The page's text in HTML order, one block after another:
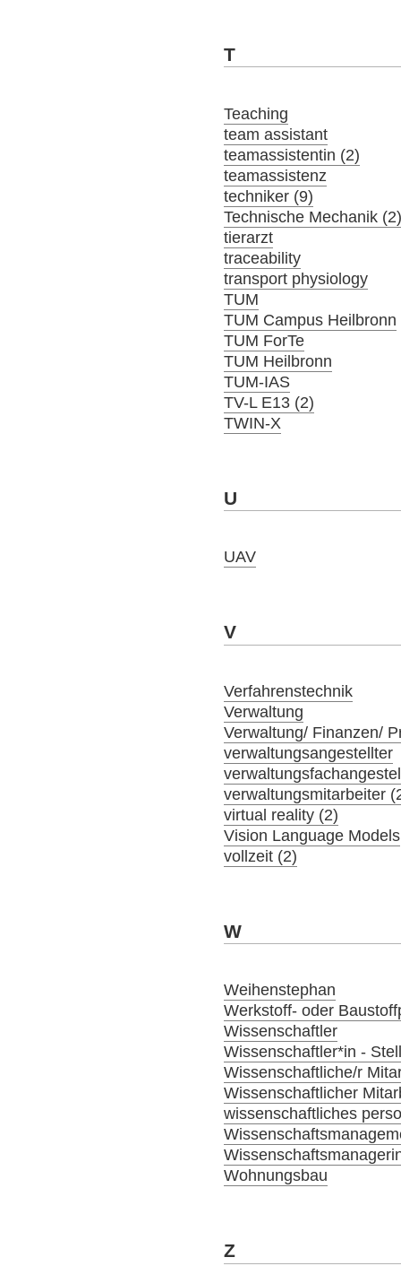
T
Teaching
team assistant
teamassistentin (2)
teamassistenz
techniker (9)
Technische Mechanik
tierarzt
traceability
transport physiology
TUM
TUM Campus Heilbronn
TUM ForTe
TUM Heilbronn
TUM-IAS
TV-L E13 (2)
TWIN-X
U
UAV
V
Verfahrenstechnik
Verwaltung
Verwaltung/ Finanzen/
verwaltungsangestellter
verwaltungsmitarbeiter
virtual reality (2)
Vision Language Models
vollzeit (2)
W
Weihenstephan
Werkstoff- oder
Wissenschaftler
Wissenschaftler*in -
Wissenschaftliche/r
Wissenschaftlicher
wissenschaftliches
Wohnungsbau
Z